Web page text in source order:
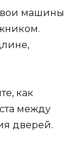
машины
как
между
дверей.